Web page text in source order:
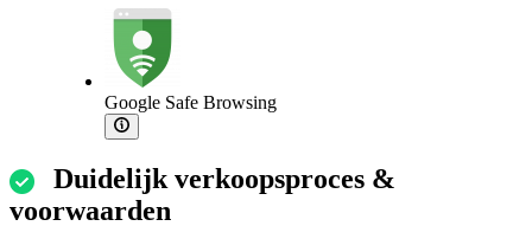
Google Safe Browsing
Duidelijk verkoopsproces &
voorwaarden